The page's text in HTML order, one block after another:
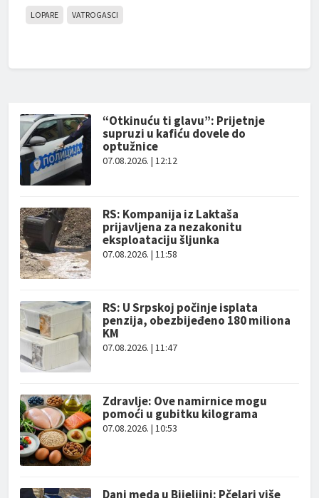
LOPARE VATROGASCI
“Otkinuću ti glavu”: Prijetnje
supruzi u kafiću dovele do
optužnice
07.08.2026. | 12:12
RS: Kompanija iz Laktaša
prijavljena za nezakonitu
eksploataciju šljunka
07.08.2026. | 11:58
RS: U Srpskoj počinje isplata
penzija, obezbijeđeno 180 miliona
KM
07.08.2026. | 11:47
Zdravlje: Ove namirnice mogu
pomoći u gubitku kilograma
07.08.2026. | 10:53
Dani meda u Bijeljini: Pčelari više